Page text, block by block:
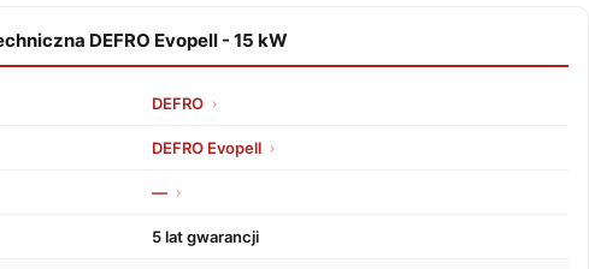
DEFRO Evopell - 15 kW
DEFRO
DEFRO Evopell
—
5 lat gwarancji